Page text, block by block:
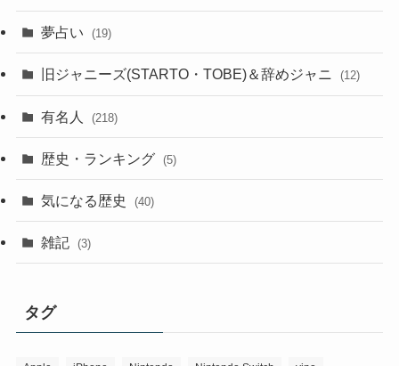
夢占い (19)
旧ジャニーズ(STARTO・TOBE)＆辞めジャニ (12)
有名人 (218)
歴史・ランキング (5)
気になる歴史 (40)
雑記 (3)
タグ